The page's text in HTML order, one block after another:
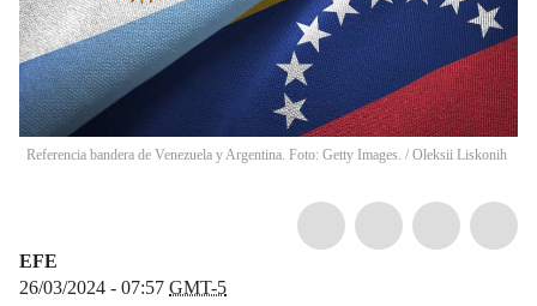
Referencia bandera de Venezuela y Argentina. Foto: Getty Images. / Oleksii Liskonih
EFE
26/03/2024 - 07:57 GMT-5